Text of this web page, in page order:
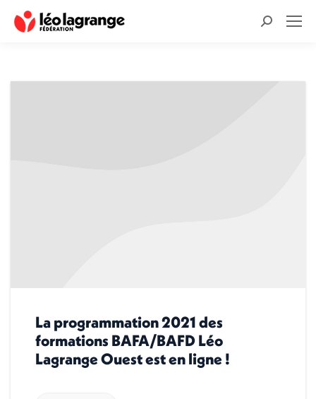
Recherche
La programmation 2021 des
formations BAFA/BAFD Léo
Lagrange Ouest est en ligne !